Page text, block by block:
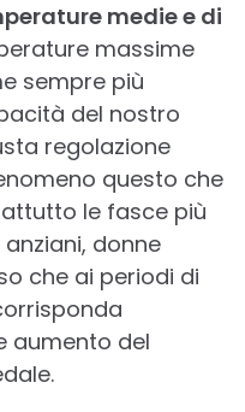
medie e di
massime
sempre più
del nostro
regolazione
questo che
le fasce più
donne
che ai periodi di
aumento del